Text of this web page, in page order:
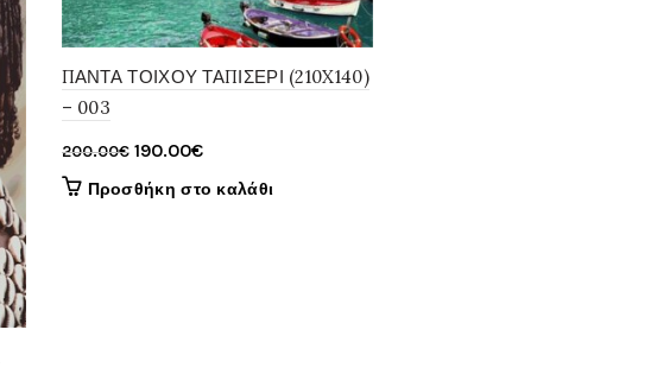
ΠΑΝΤΑ ΤΟΙΧΟΥ ΤΑΠΙΣΕΡΙ (210X140)
– 003
200.00€ Original
price
190.00€Η
τρέχουσα
Προσθήκη στο καλάθι